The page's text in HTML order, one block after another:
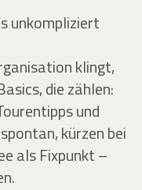
unkompliziert
klingt,
die zählen:
und
kürzen bei
als Fixpunkt –